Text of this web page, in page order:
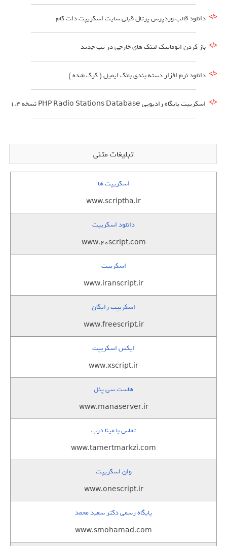
دانلود قالب وردپرس پرتال قبلی سایت اسکریپت دات کام
باز کردن اتوماتیک لینک های خارجی در تب جدید
دانلود نرم افزار دسته بندی بانک ایمیل ( کرک شده )
اسکریپت پایگاه رادیویی PHP Radio Stations Database نسخه 1.4
تبلیغات متنی
اسکریپت ها
www.scriptha.ir
دانلود اسکریپت
www.20script.com
اسکریپت
www.iranscript.ir
اسکریپت رایگان
www.freescript.ir
ایکس اسکریپت
www.xscript.ir
هاست سی پنل
www.manaserver.ir
تماس با مینا درب
www.tamertmarkzi.com
وان اسکریپت
www.onescript.ir
پایگاه رسمی دکتر سعید محمد
www.smohamad.com